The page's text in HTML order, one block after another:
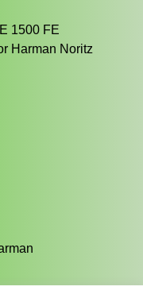
1500 FE
Harman Noritz